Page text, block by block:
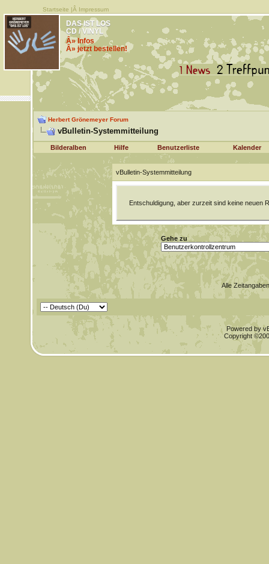
Startseite |Â Impressum
DAS IST LOS
CD / VINYL
Â» Infos
Â» jetzt bestellen!
Herbert Grönemeyer Forum
vBulletin-Systemmitteilung
Bilderalben Hilfe Benutzerliste Kalender
vBulletin-Systemmitteilung
Entschuldigung, aber zurzeit sind keine neuen
Gehe zu
Alle
Powered by
Copyright